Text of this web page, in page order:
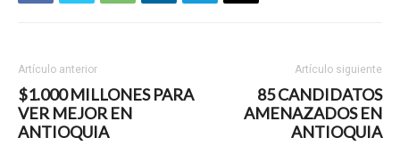
Artículo anterior
$1.000 MILLONES PARA
VER MEJOR EN
ANTIOQUIA
Artículo siguiente
85 CANDIDATOS
AMENAZADOS EN
ANTIOQUIA